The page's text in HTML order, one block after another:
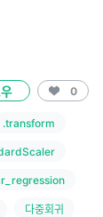
0
.transform
다중회귀